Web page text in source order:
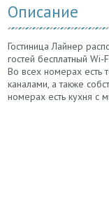
Описание
Гостиница Лайнер
гостей бесплатный
Во всех номерах есть
каналами, а также
номерах есть кухня с